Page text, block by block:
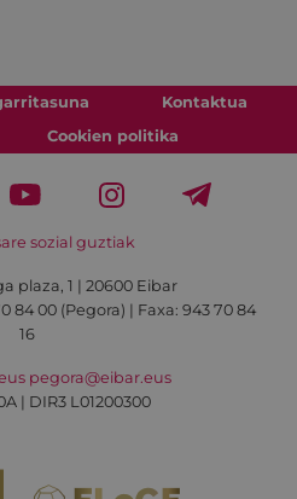
Kontaktua
Cookien politika
sozial guztiak
plaza, 1 | 20600 Eibar
84 00 (Pegora) | Faxa: 943 70 84
16
pegora@eibar.eus
| DIR3 L01200300